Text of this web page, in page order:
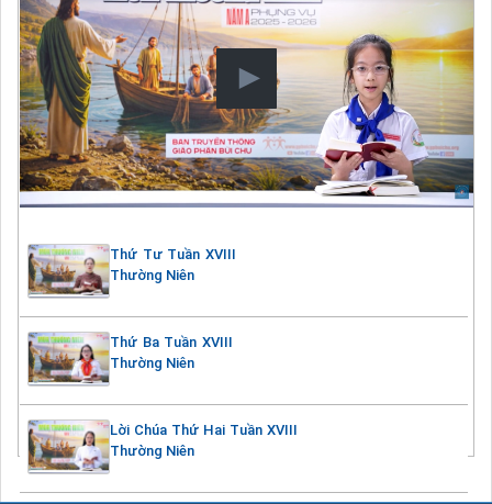
Thứ Tư Tuần XVIII
Thường Niên
Thứ Ba Tuần XVIII
Thường Niên
Lời Chúa Thứ Hai Tuần XVIII
Thường Niên